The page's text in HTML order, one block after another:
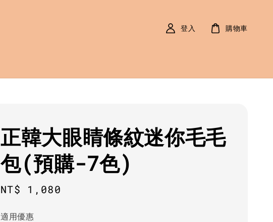
登入 購物車
正韓大眼睛條紋迷你毛毛
包(預購-7色)
Regular
NT$ 1,080
適用優惠